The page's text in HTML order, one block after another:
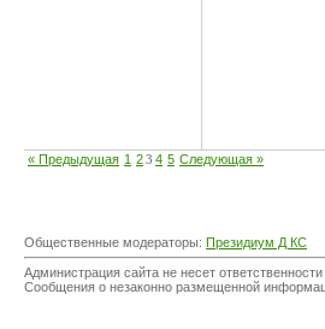
« Предыдущая 1 23 4 5 Следующая »
Общественные модераторы: Президиум Д КС
Администрация сайта не несет
Сообщения о незаконно размещенной